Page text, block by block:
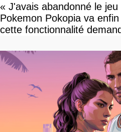
« J'avais abandonné le
Pokemon Pokopia va
cette fonctionnalité